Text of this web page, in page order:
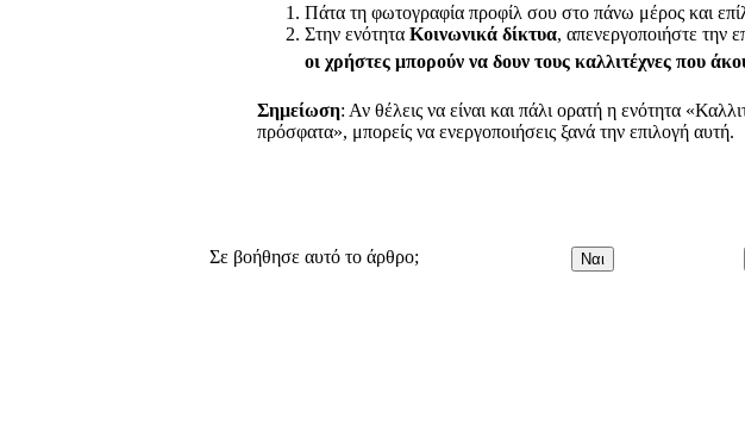
Πάτα τη φωτογραφία προφίλ σου στο πάνω μέρος και
Στην ενότητα Κοινωνικά δίκτυα, απενεργοποιήστε την
οι χρήστες μπορούν να δουν τους καλλιτέχνες που
Σημείωση: Αν θέλεις να είναι και πάλι ορατή η ενότητα
πρόσφατα», μπορείς να ενεργοποιήσεις ξανά την επιλογή αυτή.
Σε βοήθησε αυτό το άρθρο; Ναι